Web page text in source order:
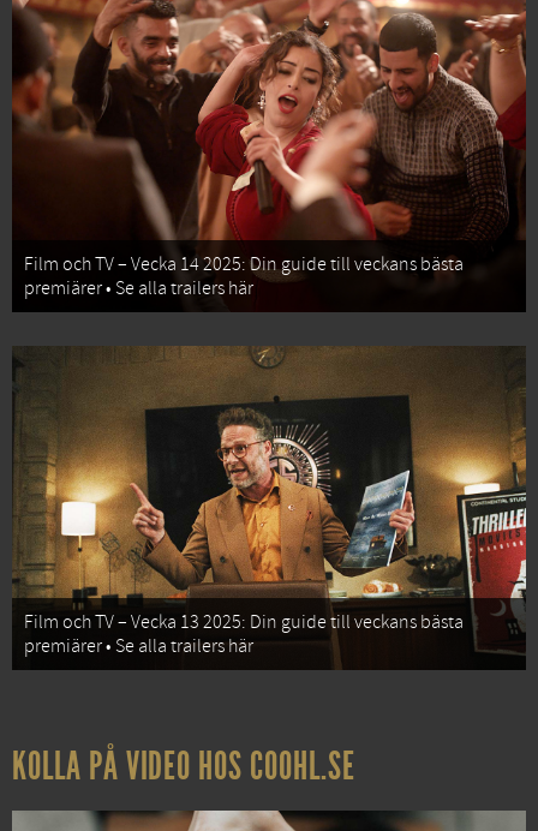
Film och TV – Vecka 14 2025: Din guide till veckans bästa
premiärer • Se alla trailers här
Film och TV – Vecka 13 2025: Din guide till veckans bästa
premiärer • Se alla trailers här
KOLLA PÅ VIDEO HOS COOHL.SE